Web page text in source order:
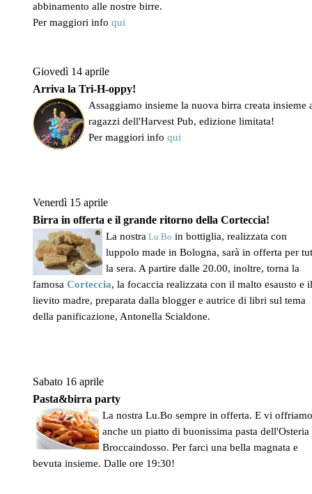
abbinamento alle nostre birre.
Per maggiori infoqui
Giovedì 14 aprile
Arriva la Tri-H-oppy!
Assaggiamo insieme la nuova birra creata insieme
ragazzi dell'Harvest Pub, edizione limitata!
Per maggiori infoqui
Venerdì 15 aprile
Birra in offerta e il grande ritorno della Corteccia!
La nostra Lu.Bo in bottiglia, realizzata con
luppolo made in Bologna, sarà in offerta per
la sera. A partire dalle 20.00, inoltre, torna la
famosaCorteccia, la focaccia realizzata con il malto esausto e
lievito madre, preparata dalla blogger e autrice di libri sul tema
della panificazione, Antonella Scialdone.
Sabato 16 aprile
Pasta&birra party
La nostra Lu.Bo sempre in offerta. E vi
anche un piatto di buonissima pasta dell'Osteria
Broccaindosso. Per farci una bella magnata e
bevuta insieme. Dalle ore 19:30!